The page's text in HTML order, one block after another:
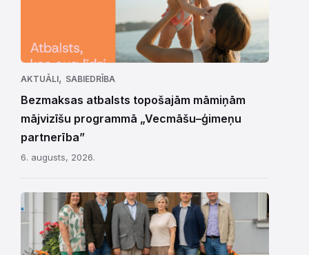
AKTUĀLI, SABIEDRĪBA
Bezmaksas atbalsts topošajām māmiņām
mājvizīšu programmā „Vecmāšu–ģimeņu
partnerība”
6. augusts, 2026.